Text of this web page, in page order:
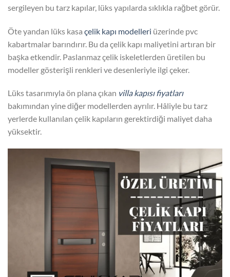
sergileyen bu tarz kapılar, lüks yapılarda sıklıkla rağbet görür.
Öte yandan lüks kasa çelik kapı modelleri üzerinde pvc
kabartmalar barındırır. Bu da çelik kapı maliyetini artıran bir
başka etkendir. Paslanmaz çelik iskeletlerden üretilen bu
modeller gösterişli renkleri ve desenleriyle ilgi çeker.
Lüks tasarımıyla ön plana çıkan villa kapısı fiyatları
bakımından yine diğer modellerden ayrılır. Hâliyle bu tarz
yerlerde kullanılan çelik kapıların gerektirdiği maliyet daha
yüksektir.